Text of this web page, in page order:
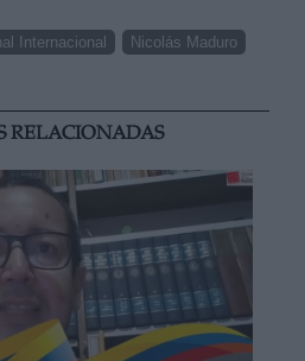
Internacional
Nicolás Maduro
RELACIONADAS